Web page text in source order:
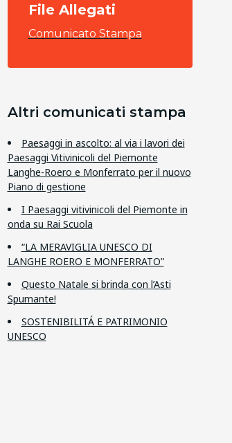
File Allegati
Comunicato Stampa
Altri comunicati stampa
Paesaggi in ascolto: al via i lavori dei
Paesaggi Vitivinicoli del Piemonte
Langhe-Roero e Monferrato per il nuovo
Piano di gestione
I Paesaggi vitivinicoli del Piemonte in
onda su Rai Scuola
“LA MERAVIGLIA UNESCO DI
LANGHE ROERO E MONFERRATO”
Questo Natale si brinda con l’Asti
Spumante!
SOSTENIBILITÁ E PATRIMONIO
UNESCO